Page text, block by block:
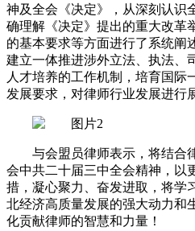
神及全会《决定》，从深刻认识
确理解《决定》提出的重大改革
的基本要求等方面进行了系统阐
建立一体推进涉外立法、执法、
人才培养的工作机制，培育国际
发展要求，对律师行业发展进行
与会盟员律师表示，将结合
会中共二十届三中全会精神，以
措，凝心聚力、奋发进取，将学
北经济高质量发展的强大动力和
化贡献律师的智慧和力量！